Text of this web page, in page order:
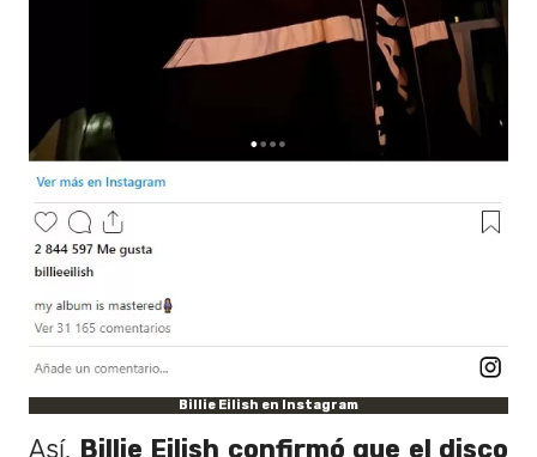
Billie Eilish en Instagram
Así, Billie Eilish confirmó que el disco